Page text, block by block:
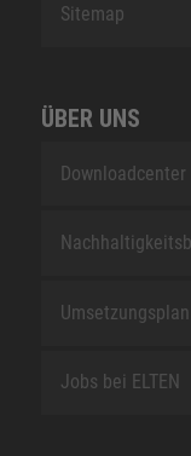
Sitemap
ÜBER UNS
Downloadcenter
Jobs bei ELTEN